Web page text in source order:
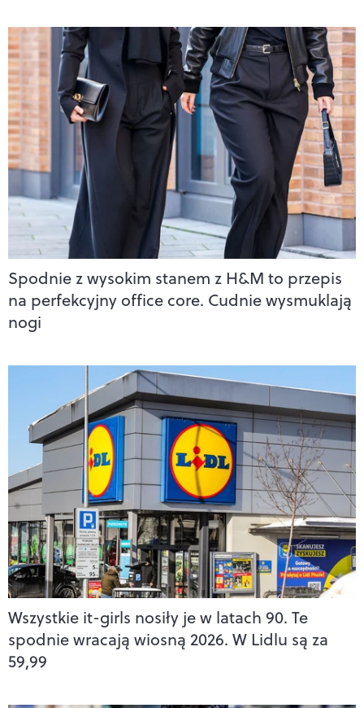
Spodnie z wysokim stanem z H&M to przepis
na perfekcyjny office core. Cudnie wysmuklają
nogi
Wszystkie it-girls nosiły je w latach 90. Te
spodnie wracają wiosną 2026. W Lidlu są za
59,99